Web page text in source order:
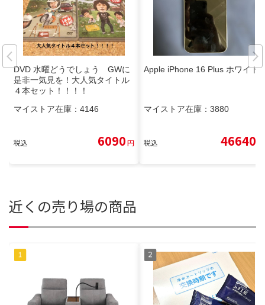
DVD 水曜どうでしょう GWに
是非一気見を！大人気タイトル
４本セット！！！！
マイストア在庫： 4146
税込 6090円
Apple iPhone 16 Plus ホワイト
マイストア在庫： 3880
税込 46640
近くの売り場の商品